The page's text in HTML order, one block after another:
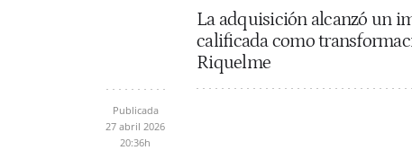
La adquisición alcanzó un
calificada como
Riquelme
Publicada
27 abril 2026
20:36h